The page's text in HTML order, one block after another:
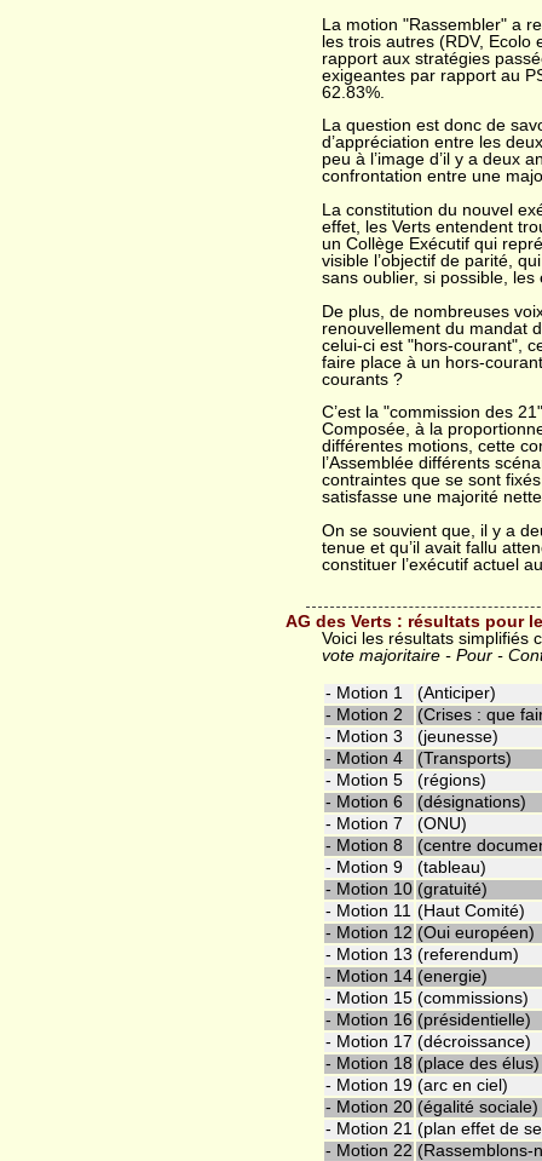
La motion "Rassembler" a
les trois autres (RDV,
rapport aux stratégies
exigeantes par rapport au
62.83%.
La question est donc de
d’appréciation entre les
peu à l’image d’il y a deux
confrontation entre une
La constitution du nouvel
effet, les Verts entendent
un Collège Exécutif qui
visible l’objectif de parité,
sans oublier, si possible,
De plus, de nombreuses
renouvellement du mandat
celui-ci est "hors-courant",
faire place à un hors-
courants ?
C’est la "commission des
Composée, à la
différentes motions, cette
l’Assemblée différents
contraintes que se sont
satisfasse une majorité
On se souvient que, il y a
tenue et qu’il avait fallu
constituer l’exécutif actuel
AG des Verts : résultats pour
Voici les résultats simplifiés
vote majoritaire - Pour -
- Motion 1
(Anticiper)
- Motion 2
(Crises : que
- Motion 3
(jeunesse)
- Motion 4
(Transports)
- Motion 5
(régions)
- Motion 6
(désignations)
- Motion 7
(ONU)
- Motion 8
(centre
- Motion 9
(tableau)
- Motion 10 (gratuité)
- Motion 11
(Haut Comité)
- Motion 12 (Oui européen)
- Motion 13 (referendum)
- Motion 14 (energie)
- Motion 15 (commissions)
- Motion 16 (présidentielle)
- Motion 17 (décroissance)
- Motion 18 (place des élus)
- Motion 19 (arc en ciel)
- Motion 20 (égalité sociale)
- Motion 21 (plan effet de
- Motion 22 (Rassemblons-